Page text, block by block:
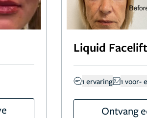
Liquid Facelift
1 ervaring 1 voor-
Ontvang